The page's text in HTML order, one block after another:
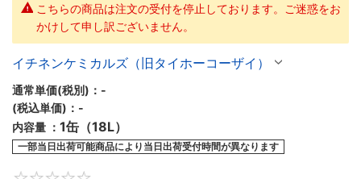
こちらの商品は注文の受付を停止しております。ご迷惑をお
かけして申し訳ございません。
イチネンケミカルズ（旧タイホーコーザイ）
通常単価(税別)： -
(税込単価)： -
内容量 ： 1缶（18L）
一部当日出荷可能商品により当日出荷受付時間が異なります